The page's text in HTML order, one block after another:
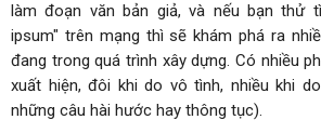
làm đoạn văn bản giả, và nếu bạn thử
ipsum" trên mạng thì sẽ khám phá ra
đang trong quá trình xây dựng. Có nhiều
xuất hiện, đôi khi do vô tình, nhiều khi
những câu hài hước hay thông tục).